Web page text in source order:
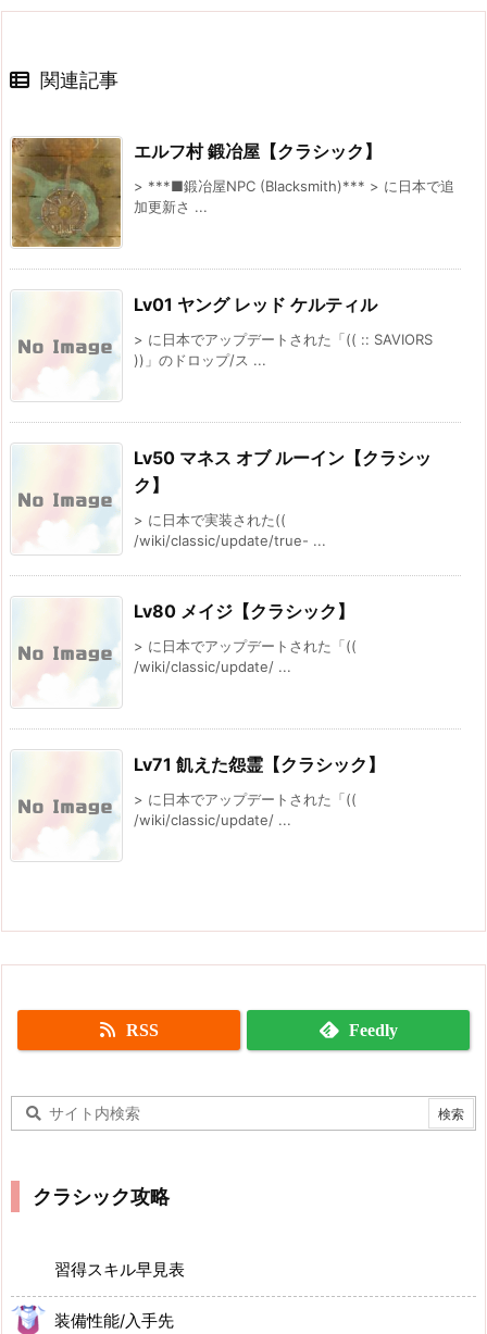
関連記事
エルフ村 鍛冶屋【クラシック】
> ***■鍛冶屋NPC (Blacksmith)*** > に日本で追
加更新さ ...
Lv01 ヤング レッド ケルティル
> に日本でアップデートされた「(( :: SAVIORS
))」のドロップ/ス ...
Lv50 マネス オブ ルーイン【クラシッ
ク】
> に日本で実装された((
/wiki/classic/update/true- ...
Lv80 メイジ【クラシック】
> に日本でアップデートされた「((
/wiki/classic/update/ ...
Lv71 飢えた怨霊【クラシック】
> に日本でアップデートされた「((
/wiki/classic/update/ ...
RSS Feedly
クラシック攻略
習得スキル早見表
装備性能/入手先